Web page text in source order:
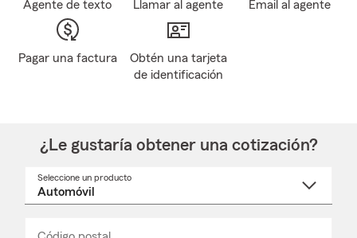
Agente de texto Llamar al agente Email al agente
Pagar una factura
Obtén una tarjeta
de identificación
¿Le gustaría obtener una cotización?
Seleccione un producto